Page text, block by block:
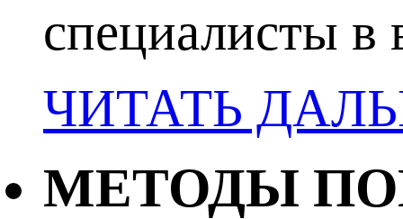
специалисты в
ЧИТАТЬ
МЕТОДЫ